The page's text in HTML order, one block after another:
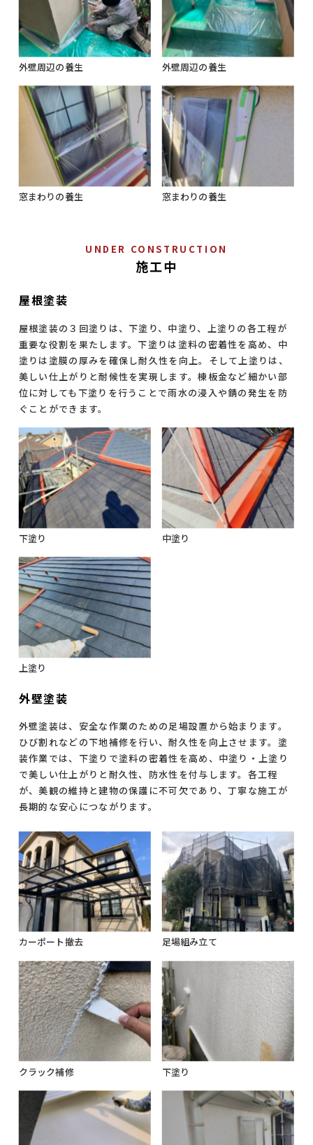
外壁周辺の養生 外壁周辺の養生
窓まわりの養生 窓まわりの養生
UNDER CONSTRUCTION
施工中
屋根塗装
屋根塗装の３回塗りは、下塗り、中塗り、上塗りの各工程が
重要な役割を果たします。下塗りは塗料の密着性を高め、中
塗りは塗膜の厚みを確保し耐久性を向上。そして上塗りは、
美しい仕上がりと耐候性を実現します。棟板金など細かい部
位に対しても下塗りを行うことで雨水の浸入や錆の発生を防
ぐことができます。
下塗り 中塗り
上塗り
外壁塗装
外壁塗装は、安全な作業のための足場設置から始まります。
ひび割れなどの下地補修を行い、耐久性を向上させます。塗
装作業では、下塗りで塗料の密着性を高め、中塗り・上塗り
で美しい仕上がりと耐久性、防水性を付与します。各工程
が、美観の維持と建物の保護に不可欠であり、丁寧な施工が
長期的な安心につながります。
カーポート撤去 足場組み立て
クラック補修 下塗り